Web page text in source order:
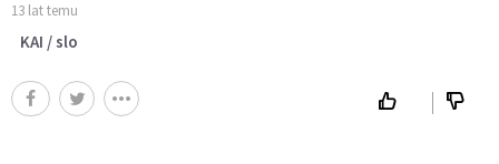
13 lat temu
KAI / slo